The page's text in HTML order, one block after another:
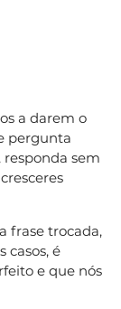
a darem o
pergunta
responda sem
frase trocada,
casos, é
e que nós